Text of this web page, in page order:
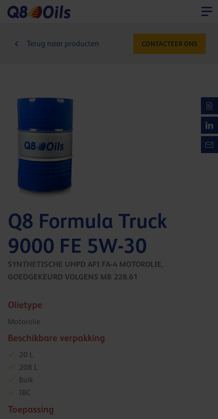
Terug naar producten CONTACTEER ONS
Q8 Formula Truck
9000 FE 5W-30
SYNTHETISCHE UHPD API FA-4 MOTOROLIE,
GOEDGEKEURD VOLGENS MB 228.61
Olietype
Motorolie
Beschikbare verpakking
20 L
208 L
Bulk
IBC
Toepassing